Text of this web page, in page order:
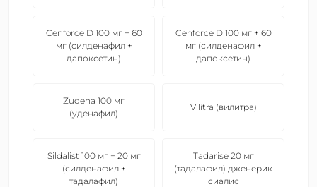
Cenforce D 100 мг + 60
мг (силденафил +
дапоксетин)
Cenforce D 100 мг + 60
мг (силденафил +
дапоксетин)
Zudena 100 мг
(уденафил)
Vilitra (вилитра)
Sildalist 100 мг + 20 мг
(силденафил +
тадалафил)
Tadarise 20 мг
(тадалафил) дженерик
сиалис